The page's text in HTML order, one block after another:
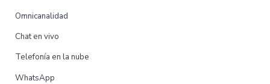
Omnicanalidad
Chat en vivo
Telefonía en la nube
WhatsApp